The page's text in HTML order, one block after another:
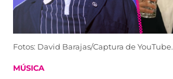
Fotos: David Barajas/Captura de YouTube.
POSTED
MÚSICA